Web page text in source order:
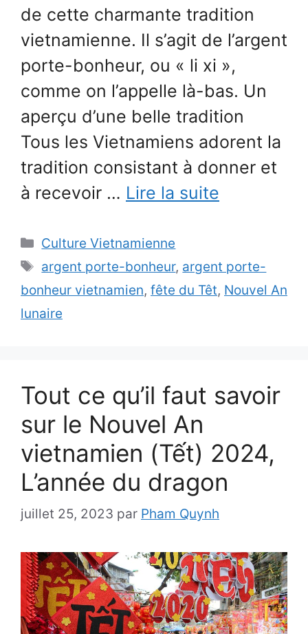
de cette charmante tradition
vietnamienne. Il s’agit de l’argent
porte-bonheur, ou « li xi »,
comme on l’appelle là-bas. Un
aperçu d’une belle tradition
Tous les Vietnamiens adorent la
tradition consistant à donner et
à recevoir … Lire la suite
Catégories
Culture Vietnamienne
Étiquettes
argent porte-bonheur, argent porte-
bonheur vietnamien, fête du Têt, Nouvel An
lunaire
Tout ce qu’il faut savoir
sur le Nouvel An
vietnamien (Tết) 2024,
L’année du dragon
juillet 25, 2023 par Pham Quynh